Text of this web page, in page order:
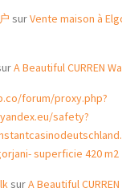
surVente maison à
A Beautiful CURREN
forum/proxy.php?
safety?
superficie 420 m2
surA Beautiful